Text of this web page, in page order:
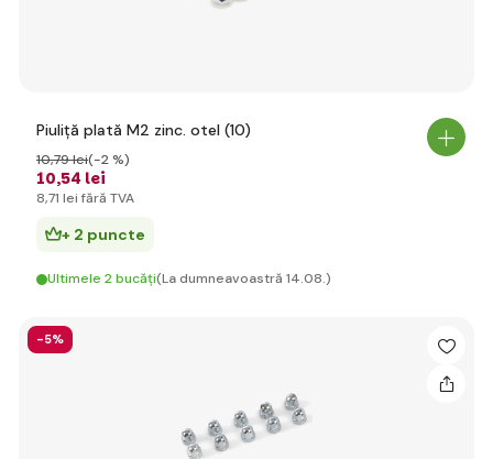
Piuliță plată M2 zinc. otel (10)
10,54 lei
10,79 lei(-2 %)
8,71 lei fără TVA
+ 2 puncte
Ultimele 2 bucăți(La dumneavoastră 14.08.)
-5%